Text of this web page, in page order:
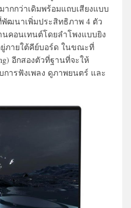
ากกว่าเดิมพร้อมแถบเสียงแบบ
ฒนาเพิ่มประสิทธิภาพ 4 ตัว
นคอนเทนต์โดยลำโพงแบบยิง
ยู่ภายใต้คีย์บอร์ด ในขณะที่
อีกสองตัวที่ฐานที่จะให้
ารฟังเพลง ดูภาพยนตร์ และ